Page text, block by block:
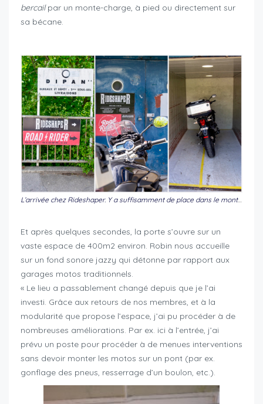
bercailpar un monte-charge, à pied ou directement sur
sa bécane.
L’arrivée chez Rideshaper. Y a suffisamment de place dans le monte-charge pour descendre une Goldwing…
Et après quelques secondes, la porte s’ouvre sur un
vaste espace de 400m2 environ. Robin nous accueille
sur un fond sonore jazzy qui détonne par rapport aux
garages motos traditionnels.
« Le lieu a passablement changé depuis que je l’ai
investi. Grâce aux retours de nos membres, et à la
modularité que propose l’espace, j’ai pu procéder à de
nombreuses améliorations. Par ex. ici à l’entrée, j’ai
prévu un poste pour procéder à de menues interventions
sans devoir monter les motos sur un pont (par ex.
gonflage des pneus, resserrage d’un boulon, etc.).